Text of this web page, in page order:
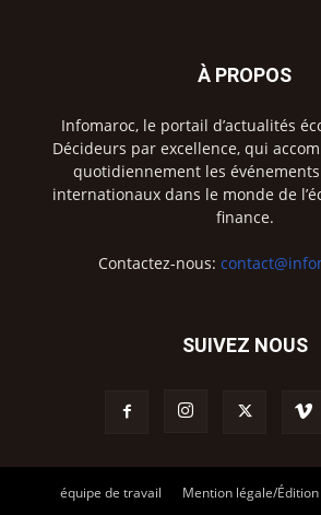
À PROPOS
Infomaroc, le portail d’actualités
Décideurs par excellence, qui
quotidiennement les
internationaux dans le monde de
finance.
Contactez-nous:
SUIVEZ NOUS
équipe de travail Mention légale/